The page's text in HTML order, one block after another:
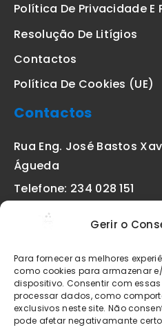
Gerir o
Para fornecer as melhores
como cookies para armazenar
dispositivo. Consentir com
processar dados, como
exclusivos neste site. Não
pode afetar negativamante
Política De Privacidade E
Resolução De Litígios
Contactos
Política De Cookies (UE)
Contactos
Rua Eng. José Bastos
Águeda
Telefone: 234 028 151
geral@etiquetas-
Os preços indicados incluem
os artigos apresentados no
disponibilidade de stock após